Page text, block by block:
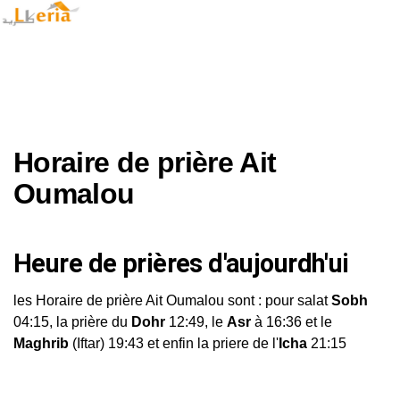
Horaire de prière Ait
Oumalou
Heure de prières d'aujourdh'ui
les Horaire de prière Ait Oumalou sont : pour salatSobh
04:15, la prière du Dohr 12:49, le Asr à 16:36 et le
Maghrib (Iftar) 19:43 et enfin la priere de l' Icha 21:15